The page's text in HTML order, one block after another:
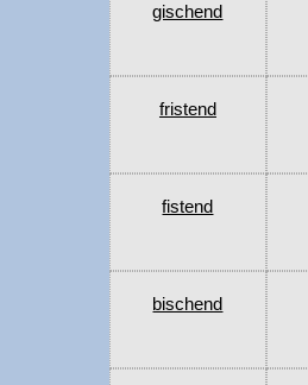
gischend
fristend
fistend
bischend